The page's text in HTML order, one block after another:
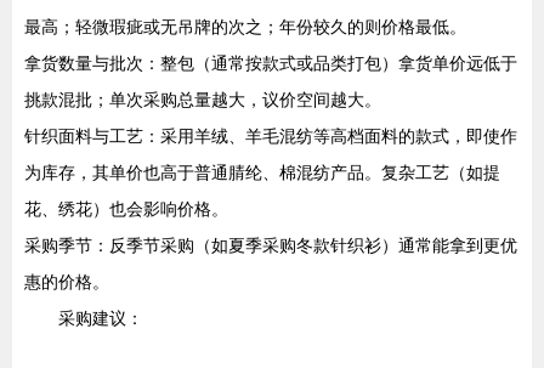
最高；轻微瑕疵或无吊牌的次之；年份较久的则价格最低。
拿货数量与批次：整包（通常按款式或品类打包）拿货单价远低于
挑款混批；单次采购总量越大，议价空间越大。
针织面料与工艺：采用羊绒、羊毛混纺等高档面料的款式，即使作
为库存，其单价也高于普通腈纶、棉混纺产品。复杂工艺（如提
花、绣花）也会影响价格。
采购季节：反季节采购（如夏季采购冬款针织衫）通常能拿到更优
惠的价格。
采购建议：